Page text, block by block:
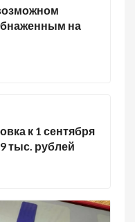
на
к 1 сентября
тыс. рублей